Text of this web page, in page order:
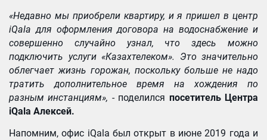
«Недавно мы приобрели квартиру, и я пришел в центр
iQala для оформления договора на водоснабжение и
совершенно случайно узнал, что здесь можно
подключить услуги «Казахтелеком». Это значительно
облегчает жизнь горожан, поскольку больше не надо
тратить дополнительное время на хождения по
разным инстанциям», - поделился посетитель Центра
iQala Алексей.
Напомним, офис iQala был открыт в июне 2019 года и